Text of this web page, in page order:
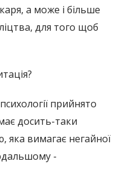
а може і більше
для того щоб
прийнято
досить-таки
яка вимагає негайної
-